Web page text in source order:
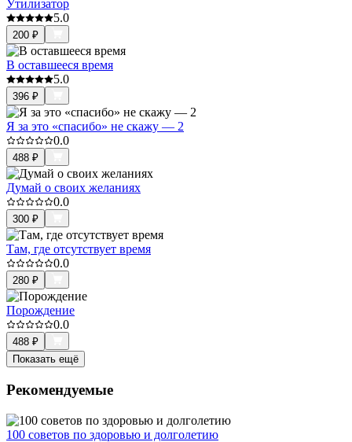
Утилизатор
5.0
200 ₽
В оставшееся время
5.0
396 ₽
Я за это «спасибо» не скажу — 2
0.0
488 ₽
Думай о своих желаниях
0.0
300 ₽
Там, где отсутствует время
0.0
280 ₽
Порождение
0.0
488 ₽
Показать ещё
Рекомендуемые
100 советов по здоровью и долголетию